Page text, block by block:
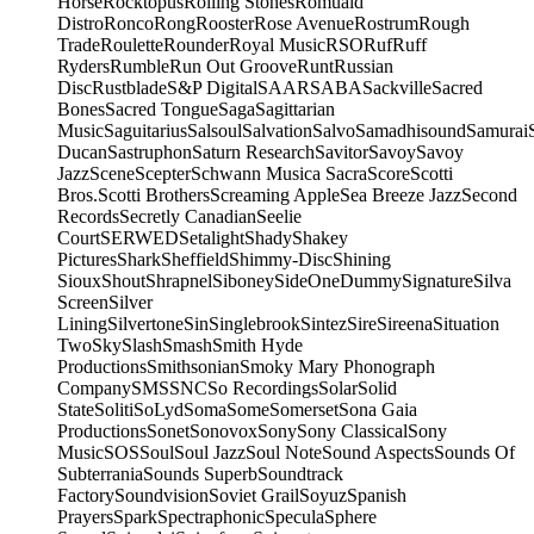
DistroRoncoRongRoosterRose AvenueRostrumRough
TradeRouletteRounderRoyal MusicRSORufRuff
RydersRumbleRun Out GrooveRuntRussian
DiscRustbladeS&P DigitalSAARSABASackvilleSacred
BonesSacred TongueSagaSagittarian
MusicSaguitariusSalsoulSalvationSalvoSamadhisoundSamurai
DucanSastruphonSaturn ResearchSavitorSavoySavoy
JazzSceneScepterSchwann Musica SacraScoreScotti
Bros.Scotti BrothersScreaming AppleSea Breeze JazzSecond
RecordsSecretly CanadianSeelie
CourtSERWEDSetalightShadyShakey
PicturesSharkSheffieldShimmy-DiscShining
SiouxShoutShrapnelSiboneySideOneDummySignatureSilva
ScreenSilver
LiningSilvertoneSinSinglebrookSintezSireSireenaSituation
TwoSkySlashSmashSmith Hyde
ProductionsSmithsonianSmoky Mary Phonograph
CompanySMSSNCSo RecordingsSolarSolid
StateSolitiSoLydSomaSomeSomersetSona Gaia
ProductionsSonetSonovoxSonySony ClassicalSony
MusicSOSSoulSoul JazzSoul NoteSound AspectsSounds Of
SubterraniaSounds SuperbSoundtrack
FactorySoundvisionSoviet GrailSoyuzSpanish
PrayersSparkSpectraphonicSpeculaSphere